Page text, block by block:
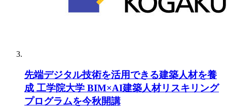
先端デジタル技術を活用できる建築人材を養
成 工学院大学 BIM×AI建築人材リスキリング
プログラムを今秋開講